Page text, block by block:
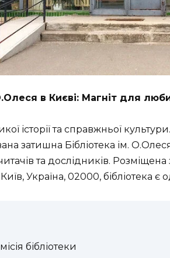
в Києві: Магніт для
історії та справжньої
затишна Бібліотека ім.
та дослідників.
Україна, 02000, бібліотека
бібліотеки